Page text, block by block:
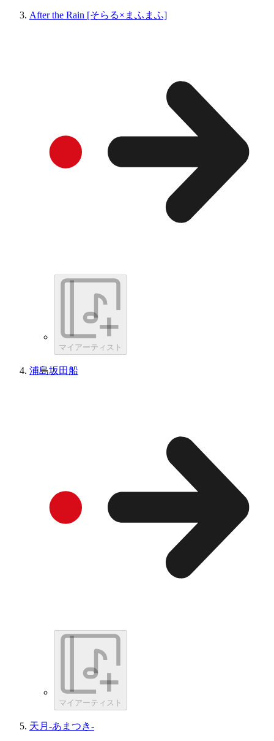
After the Rain [そらる×まふまふ]
マイアーティスト
浦島坂田船
マイアーティスト
天月-あまつき-